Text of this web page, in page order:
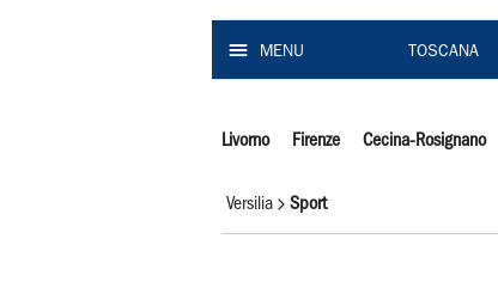
MENU TOSCANA
Livorno Firenze Cecina-Rosignano
Versilia Sport